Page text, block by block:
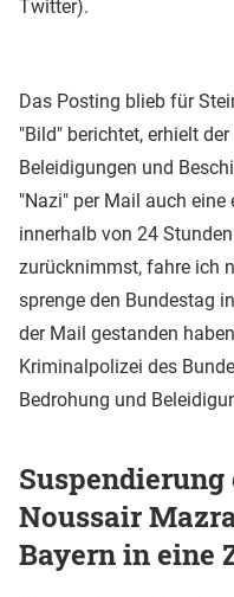
Twitter).
Das Posting blieb für
"Bild" berichtet, erhielt
Beleidigungen und
"Nazi" per Mail auch
innerhalb von 24
zurücknimmst, fahre ich
sprenge den Bundestag
der Mail gestanden
Kriminalpolizei des
Bedrohung und
Noussair
Bayern in eine